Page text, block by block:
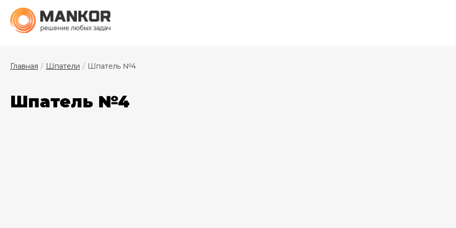
Главная Шпатели Шпатель №4
Шпатель №4